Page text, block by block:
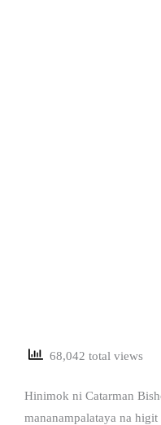
68,042 total views
Hinimok ni Catarman
mananampalataya na